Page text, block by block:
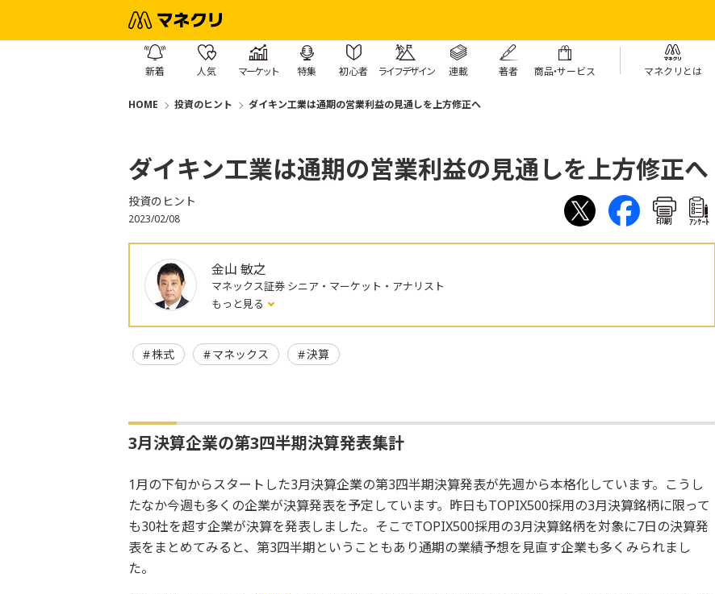
新着 人気 マーケット 特集 初心者 ライフデザイン 連載 著者 商品・サービス マネクリとは
HOME 投資のヒント ダイキン工業は通期の営業利益の見通しを上方修正へ
ダイキン工業は通期の営業利益の見通しを上方修正へ
投資のヒント
2023/02/08 印刷 ｱﾝｹｰﾄ
金山 敏之
マネックス証券 シニア・マーケット・アナリスト
もっと見る
株式 マネックス 決算
3月決算企業の第3四半期決算発表集計
1月の下旬からスタートした3月決算企業の第3四半期決算発表が先週から本格化しています。こうし
たなか今週も多くの企業が決算発表を予定しています。昨日もTOPIX500採用の3月決算銘柄に限って
も30社を超す企業が決算を発表しました。そこでTOPIX500採用の3月決算銘柄を対象に7日の決算発
表をまとめてみると、第3四半期ということもあり通期の業績予想を見直す企業も多くみられまし
た。